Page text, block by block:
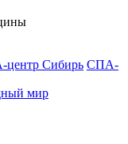
Сибирь СПА-
мир